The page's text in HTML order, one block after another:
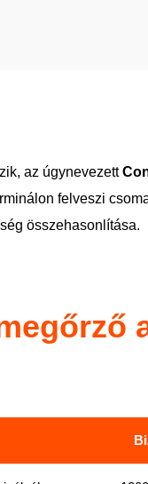
az úgynevezett
felveszi
összehasonlítása.